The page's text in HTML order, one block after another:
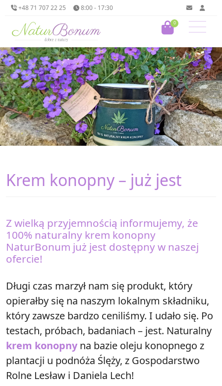
+48 71 707 22 25 8:00 - 17:30
0
Krem konopny – już jest
Z wielką przyjemnością informujemy, że
100% naturalny krem konopny
NaturBonum już jest dostępny w naszej
ofercie!
Długi czas marzył nam się produkt, który
opierałby się na naszym lokalnym składniku,
który zawsze bardzo ceniliśmy. I udało się. Po
testach, próbach, badaniach – jest. Naturalny
krem konopnyna bazie oleju konopnego z
plantacji u podnóża Ślęży, z Gospodarstwo
Rolne Lesław i Daniela Lech!